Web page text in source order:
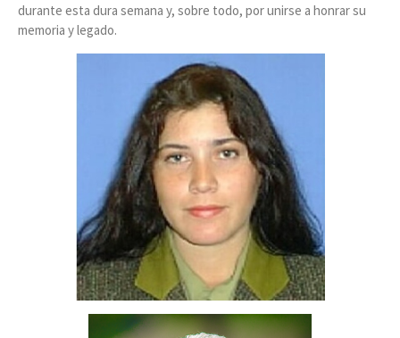
durante esta dura semana y, sobre todo, por unirse a honrar su
memoria y legado.